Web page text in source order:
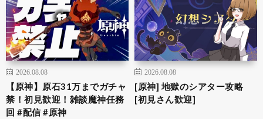
2026.08.08
【原神】原石31万までガチャ
禁！初見歓迎！雑談魔神任務
回 #配信 #原神
2026.08.08
[原神] 地獄のシアター攻略
[初見さん歓迎]